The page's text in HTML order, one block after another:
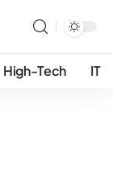
High-Tech IT